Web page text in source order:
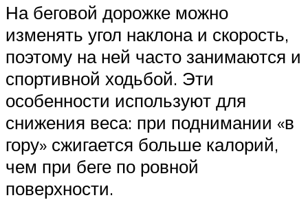
На беговой дорожке можно
изменять угол наклона и скорость,
поэтому на ней часто занимаются и
спортивной ходьбой. Эти
особенности используют для
снижения веса: при поднимании «в
гору» сжигается больше калорий,
чем при беге по ровной
поверхности.